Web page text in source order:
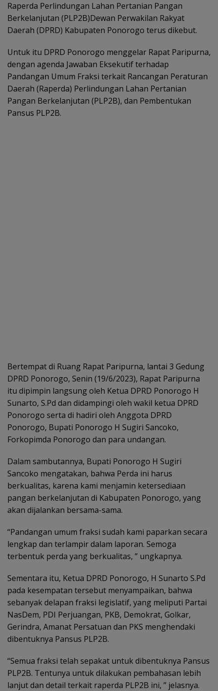
Raperda Perlindungan Lahan Pertanian Pangan
Berkelanjutan (PLP2B)Dewan Perwakilan Rakyat
Daerah (DPRD) Kabupaten Ponorogo terus dikebut.
Untuk itu DPRD Ponorogo menggelar Rapat Paripurna,
dengan agenda Jawaban Eksekutif terhadap
Pandangan Umum Fraksi terkait Rancangan Peraturan
Daerah (Raperda) Perlindungan Lahan Pertanian
Pangan Berkelanjutan (PLP2B), dan Pembentukan
Pansus PLP2B.
Bertempat di Ruang Rapat Paripurna, lantai 3 Gedung
DPRD Ponorogo, Senin (19/6/2023), Rapat Paripurna
itu dipimpin langsung oleh Ketua DPRD Ponorogo H
Sunarto, S.Pd dan didampingi oleh wakil ketua DPRD
Ponorogo serta di hadiri oleh Anggota DPRD
Ponorogo, Bupati Ponorogo H Sugiri Sancoko,
Forkopimda Ponorogo dan para undangan.
Dalam sambutannya, Bupati Ponorogo H Sugiri
Sancoko mengatakan, bahwa Perda ini harus
berkualitas, karena kami menjamin ketersediaan
pangan berkelanjutan di Kabupaten Ponorogo, yang
akan dijalankan bersama-sama.
“Pandangan umum fraksi sudah kami paparkan secara
lengkap dan terlampir dalam laporan. Semoga
terbentuk perda yang berkualitas, ” ungkapnya.
Sementara itu, Ketua DPRD Ponorogo, H Sunarto S.Pd
pada kesempatan tersebut menyampaikan, bahwa
sebanyak delapan fraksi legislatif, yang meliputi Partai
NasDem, PDI Perjuangan, PKB, Demokrat, Golkar,
Gerindra, Amanat Persatuan dan PKS menghendaki
dibentuknya Pansus PLP2B.
“Semua fraksi telah sepakat untuk dibentuknya Pansus
PLP2B. Tentunya untuk dilakukan pembahasan lebih
lanjut dan detail terkait raperda PLP2B ini, ” jelasnya.